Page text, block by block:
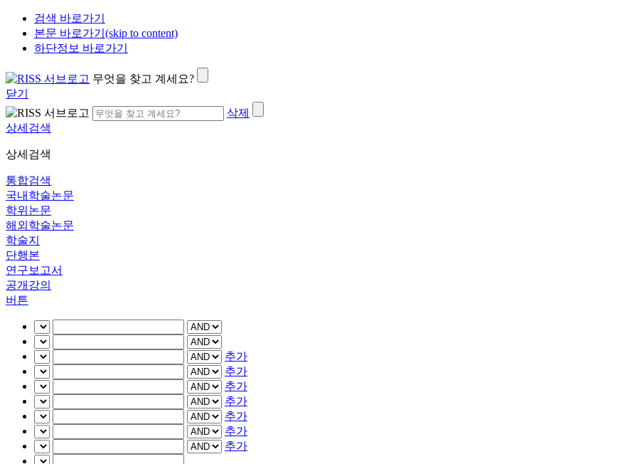
검색 바로가기
본문 바로가기(skip to content)
하단정보 바로가기
무엇을 찾고 계세요?
닫기
삭제
상세검색
상세검색
통합검색
국내학술논문
학위논문
해외학술논문
학술지
단행본
연구보고서
공개강의
버튼
추가
추가
추가
추가
추가
추가
추가